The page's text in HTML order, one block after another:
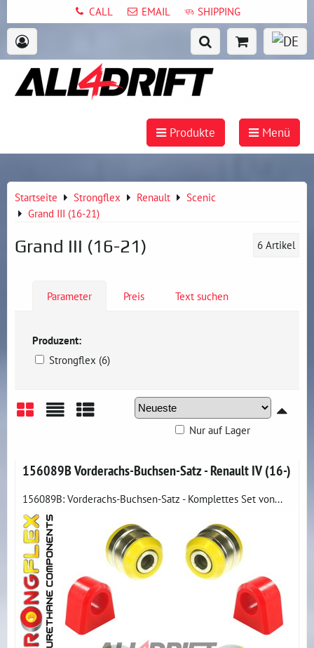
CALL EMAIL SHIPPING
Produkte Menü
Startseite Strongflex Renault
Scenic
Grand III (16-21)
Grand III (16-21) 6 Artikel
Parameter Preis Text suchen
Produzent:
Strongflex (6)
Nur auf Lager
156089B Vorderachs-Buchsen-Satz - Renault IV (16-)
156089B: Vorderachs-Buchsen-Satz - Komplettes Set von...